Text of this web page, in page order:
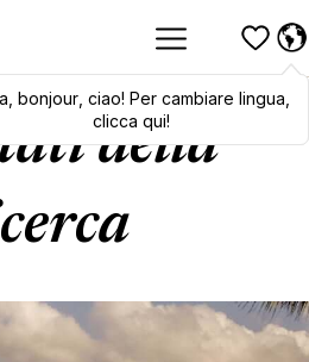
Hola,bonjour,ciao! To switch
languages, click here!
bonjour, ciao! Per cambiare lingua,
clicca qui!
della